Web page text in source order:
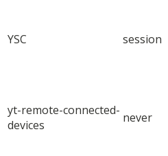
YSC session
yt-remote-connected-
devices
never